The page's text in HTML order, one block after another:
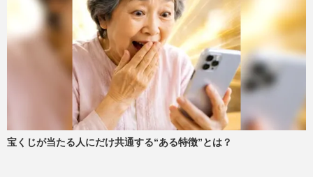
宝くじが当たる人にだけ共通する“ある特徴”とは？